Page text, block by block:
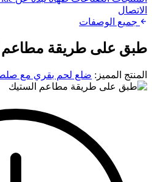
الاتصال
جميع الوصفات
طبق على طريقة مطاعم
المنتج المميز: ضلع لحم بقري مع